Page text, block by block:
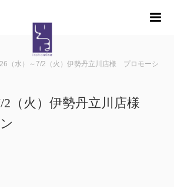
（水）～7/2（火）伊勢丹立川店様 プロモーシ
2（火）伊勢丹立川店様